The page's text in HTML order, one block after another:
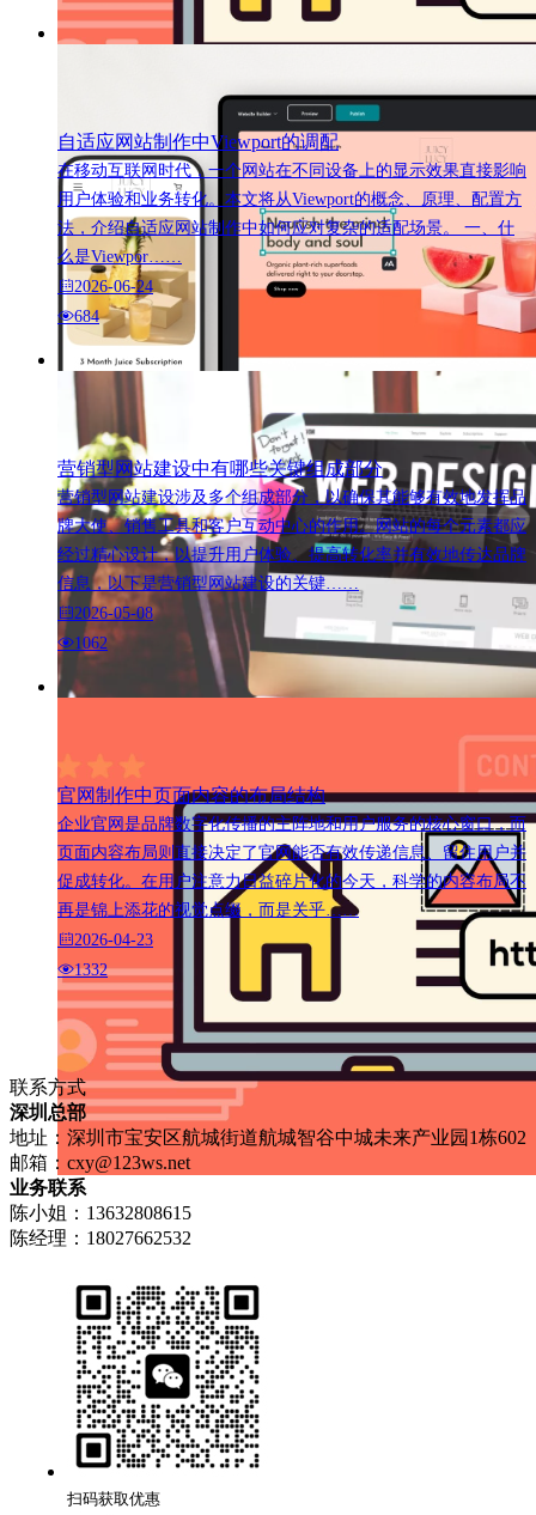
自适应网站制作中Viewport的调配
在移动互联网时代，一个网站在不同设备上的显示效果直接影响
用户体验和业务转化。本文将从Viewport的概念、原理、配置方
法，介绍自适应网站制作中如何应对复杂的适配场景。 一、什
么是Viewpor……
2026-06-24
684
营销型网站建设中有哪些关键组成部分
营销型网站建设涉及多个组成部分，以确保其能够有效地发挥品
牌大使、销售工具和客户互动中心的作用。网站的每个元素都应
经过精心设计，以提升用户体验、提高转化率并有效地传达品牌
信息，以下是营销型网站建设的关键……
2026-05-08
1062
官网制作中页面内容的布局结构
企业官网是品牌数字化传播的主阵地和用户服务的核心窗口，而
页面内容布局则直接决定了官网能否有效传递信息、留住用户并
促成转化。在用户注意力日益碎片化的今天，科学的内容布局不
再是锦上添花的视觉点缀，而是关乎……
2026-04-23
1332
联系方式
深圳总部
地址：深圳市宝安区航城街道航城智谷中城未来产业园1栋602
邮箱： cxy@123ws.net
业务联系
陈小姐：13632808615
陈经理：18027662532
扫码获取优惠